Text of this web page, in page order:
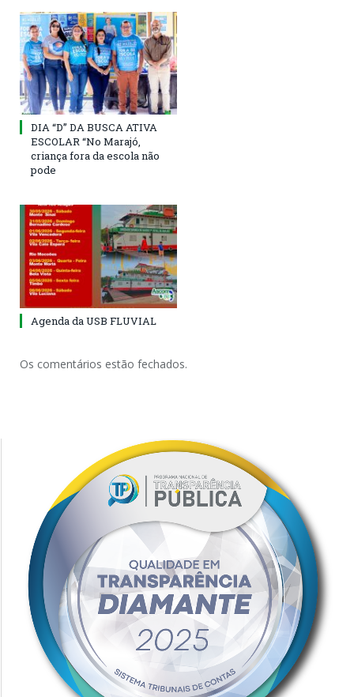
DIA “D” DA BUSCA ATIVA
ESCOLAR “No Marajó,
criança fora da escola não
pode
Agenda da USB FLUVIAL
Os comentários estão fechados.